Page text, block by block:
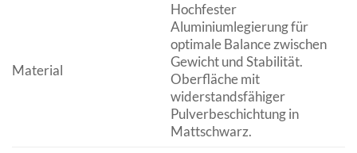
Material
Hochfester
Aluminiumlegierung für
optimale Balance zwischen
Gewicht und Stabilität.
Oberfläche mit
widerstandsfähiger
Pulverbeschichtung in
Mattschwarz.